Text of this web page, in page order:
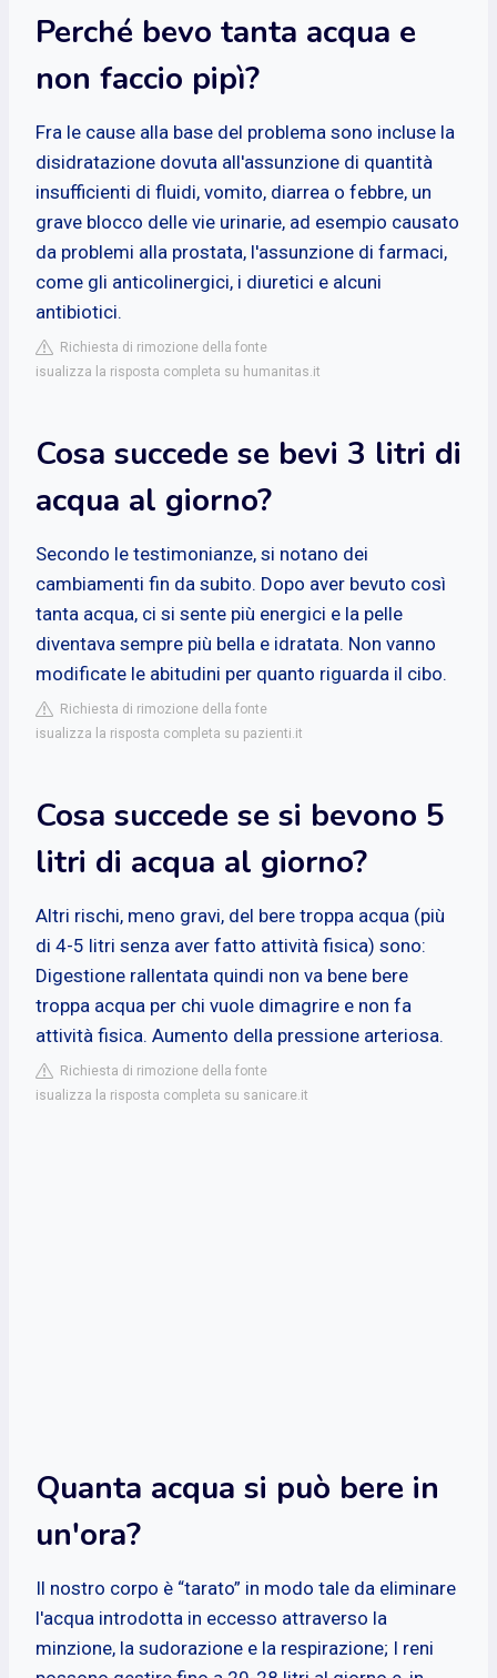
Perché bevo tanta acqua e
non faccio pipì?
Fra le cause alla base del problema sono incluse la
disidratazione dovuta all'assunzione di quantità
insufficienti di fluidi, vomito, diarrea o febbre, un
grave blocco delle vie urinarie, ad esempio causato
da problemi alla prostata, l'assunzione di farmaci,
come gli anticolinergici, i diuretici e alcuni
antibiotici.
Richiesta di rimozione della fonte
isualizza la risposta completa su humanitas.it
Cosa succede se bevi 3 litri di
acqua al giorno?
Secondo le testimonianze, si notano dei
cambiamenti fin da subito. Dopo aver bevuto così
tanta acqua, ci si sente più energici e la pelle
diventava sempre più bella e idratata. Non vanno
modificate le abitudini per quanto riguarda il cibo.
Richiesta di rimozione della fonte
isualizza la risposta completa su pazienti.it
Cosa succede se si bevono 5
litri di acqua al giorno?
Altri rischi, meno gravi, del bere troppa acqua (più
di 4-5 litri senza aver fatto attività fisica) sono:
Digestione rallentata quindi non va bene bere
troppa acqua per chi vuole dimagrire e non fa
attività fisica. Aumento della pressione arteriosa.
Richiesta di rimozione della fonte
isualizza la risposta completa su sanicare.it
Quanta acqua si può bere in
un'ora?
Il nostro corpo è “tarato” in modo tale da eliminare
l'acqua introdotta in eccesso attraverso la
minzione, la sudorazione e la respirazione; I reni